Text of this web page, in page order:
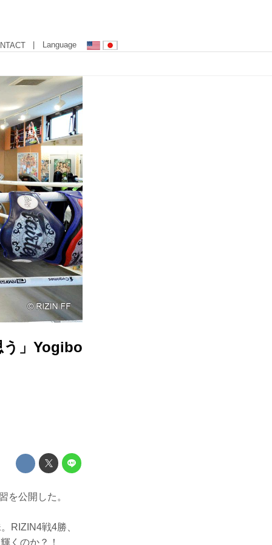
| Language
う」Yogibo
を公開した。
RIZIN4戦4勝、
くのか？！